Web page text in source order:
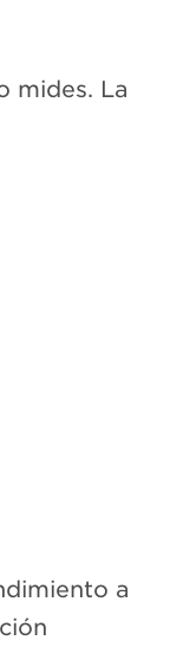
mides. La
a